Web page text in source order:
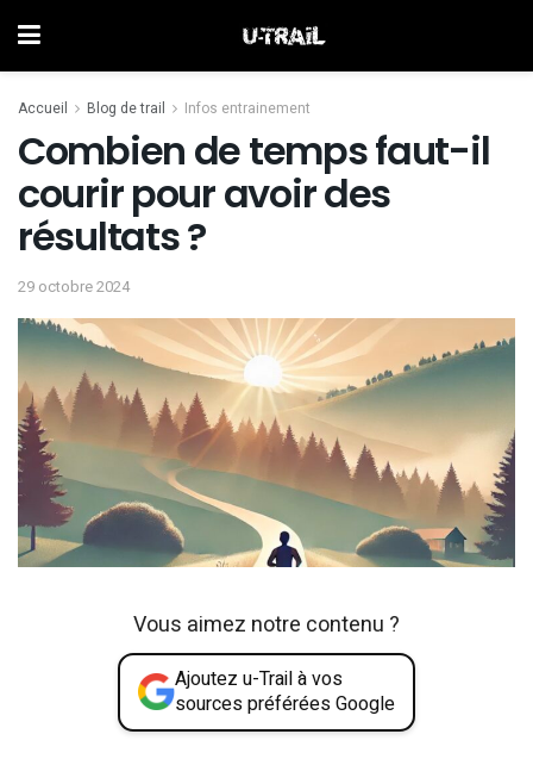
Accueil Blog de trail Infos entrainement
Combien de temps faut-il
courir pour avoir des
résultats ?
29 octobre 2024
Vous aimez notre contenu ?
Ajoutez u-Trail à vos
sources préférées Google